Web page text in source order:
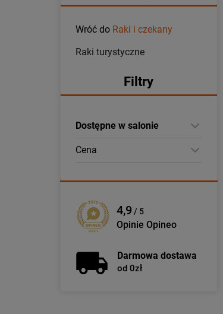
Wróć do Raki i czekany
Raki turystyczne
Filtry
Dostępne w salonie
Cena
4,9 / 5
Opinie Opineo
Darmowa dostawa
od 0zł